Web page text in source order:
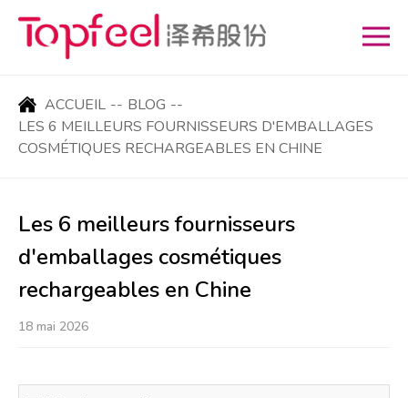
ACCUEIL -- BLOG --
LES 6 MEILLEURS FOURNISSEURS D'EMBALLAGES
COSMÉTIQUES RECHARGEABLES EN CHINE
Les 6 meilleurs fournisseurs
d'emballages cosmétiques
rechargeables en Chine
18 mai 2026